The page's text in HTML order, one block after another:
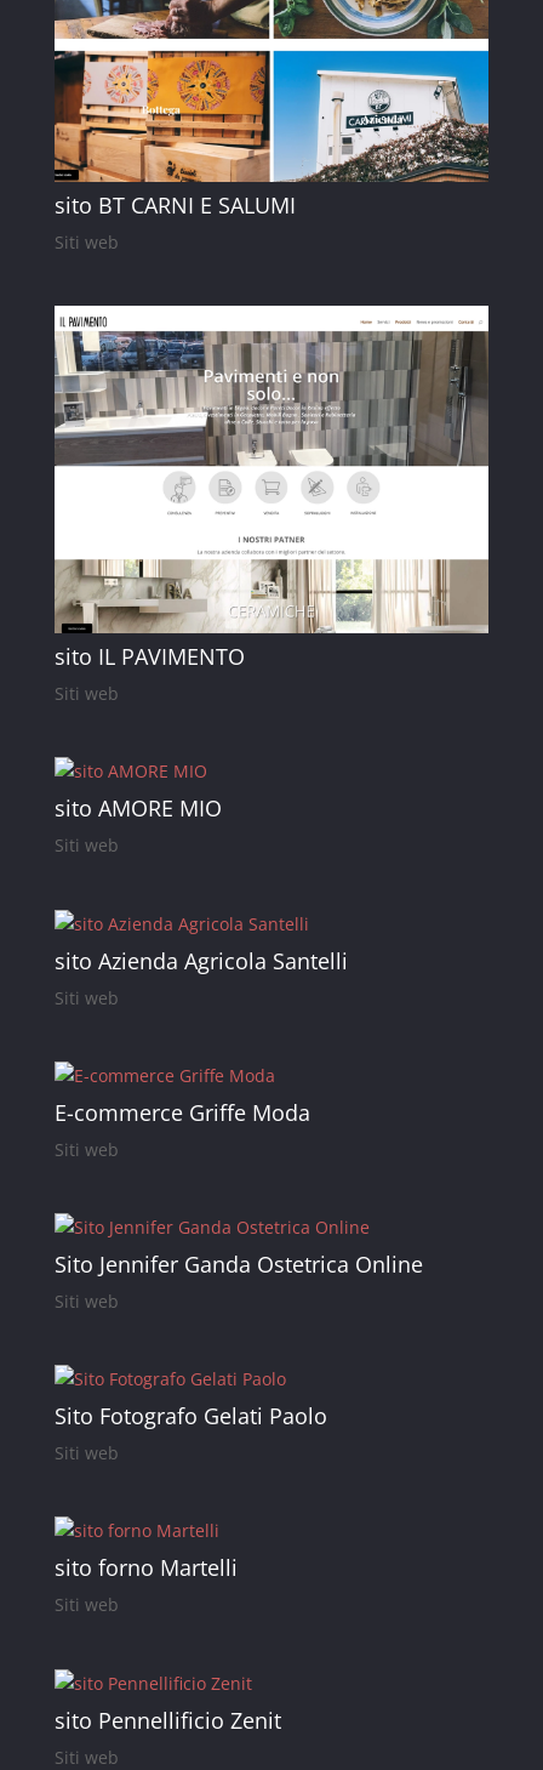
sito BT CARNI E SALUMI
Siti web
sito IL PAVIMENTO
Siti web
sito AMORE MIO
Siti web
sito Azienda Agricola Santelli
Siti web
E-commerce Griffe Moda
Siti web
Sito Jennifer Ganda Ostetrica Online
Siti web
Sito Fotografo Gelati Paolo
Siti web
sito forno Martelli
Siti web
sito Pennellificio Zenit
Siti web